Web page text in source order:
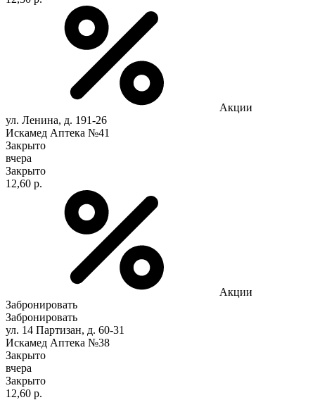
Акции
ул. Ленина, д. 191-26
Искамед Аптека №41
Закрыто
вчера
Закрыто
12,60 р.
Акции
Забронировать
Забронировать
ул. 14 Партизан, д. 60-31
Искамед Аптека №38
Закрыто
вчера
Закрыто
12,60 р.